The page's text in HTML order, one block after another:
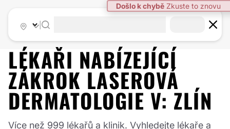
LÉKAŘI NABÍZEJÍCÍ
ZÁKROK LASEROVÁ
DERMATOLOGIE V: ZLÍN
Více než 999 lékařů a klinik. Vyhledejte lékaře a